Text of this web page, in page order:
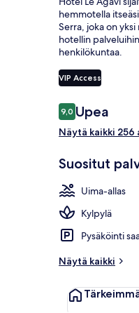
hemmotella
Serra, joka on
hotellin
henkilökuntaa.
VIP Access
Arvostelut
9,09,0 kautta 10.
Upea
Näytä kaikki
Suositut
Uima-allas
Kylpylä
Pysäköinti
Näytä kaikki